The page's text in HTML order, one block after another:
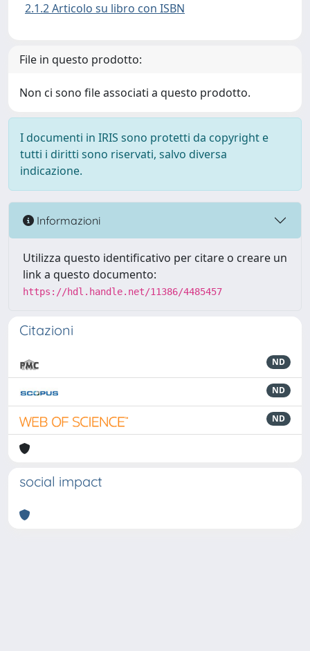
2.1.2 Articolo su libro con ISBN
File in questo prodotto:
Non ci sono file associati a questo prodotto.
I documenti in IRIS sono protetti da copyright e
tutti i diritti sono riservati, salvo diversa
indicazione.
Informazioni
Utilizza questo identificativo per citare o creare un
link a questo documento:
https://hdl.handle.net/11386/4485457
Citazioni
ND
ND
ND
social impact